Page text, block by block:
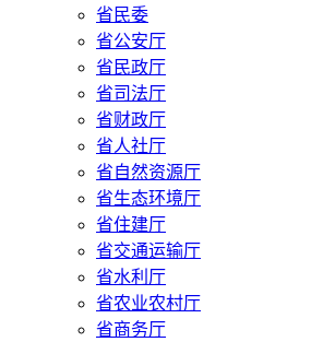
省民委
省公安厅
省民政厅
省司法厅
省财政厅
省人社厅
省自然资源厅
省生态环境厅
省住建厅
省交通运输厅
省水利厅
省农业农村厅
省商务厅